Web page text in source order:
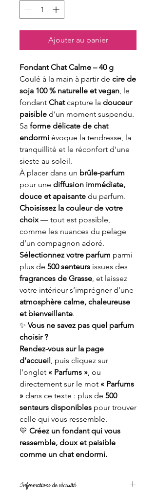
Ajouter au panier
Fondant Chat Calme – 40 g
Coulé à la main à partir de cire de
soja 100 % naturelle et vegan, le
fondant Chatcapture la douceur
paisible d’un moment suspendu.
Sa forme délicate de chat
endormi évoque la tendresse, la
tranquillité et le réconfort d’une
sieste au soleil.
À placer dans un brûle-parfum
pour une diffusion immédiate,
douce et apaisante du parfum.
Choisissez la couleur de votre
choix— tout est possible,
comme les nuances du pelage
d’un compagnon adoré.
Sélectionnez votre parfum parmi
plus de 500 senteurs issues des
fragrances de Grasse, et laissez
votre intérieur s’imprégner d’une
atmosphère calme, chaleureuse
et bienveillante.
✨ Vous ne savez pas quel parfum
choisir ?
Rendez-vous sur la page
d’accueil, puis cliquez sur
l’onglet « Parfums », ou
directement sur le mot « Parfums
» dans ce texte : plus de 500
senteurs disponibles pour trouver
celle qui vous ressemble.
💛 Créez un fondant qui vous
ressemble, doux et paisible
comme un chat endormi.
Informations de sécurité